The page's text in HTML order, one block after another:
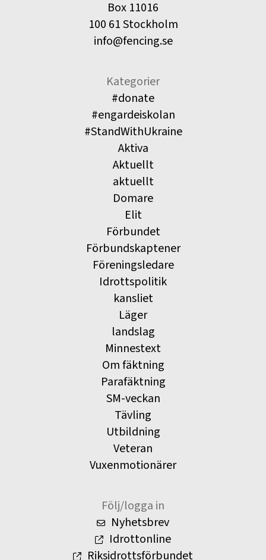
Box 11016
100 61 Stockholm
info@fencing.se
Kategorier
#donate
#engardeiskolan
#StandWithUkraine
Aktiva
Aktuellt
aktuellt
Domare
Elit
Förbundet
Förbundskaptener
Föreningsledare
Idrottspolitik
kansliet
Läger
landslag
Minnestext
Om fäktning
Parafäktning
SM-veckan
Tävling
Utbildning
Veteran
Vuxenmotionärer
Följ/logga in
Nyhetsbrev
Idrottonline
Riksidrottsförbundet